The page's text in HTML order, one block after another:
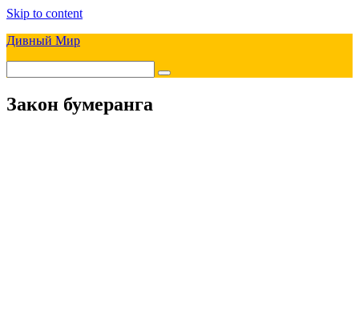
Skip to content
Дивный Мир
Закон бумеранга